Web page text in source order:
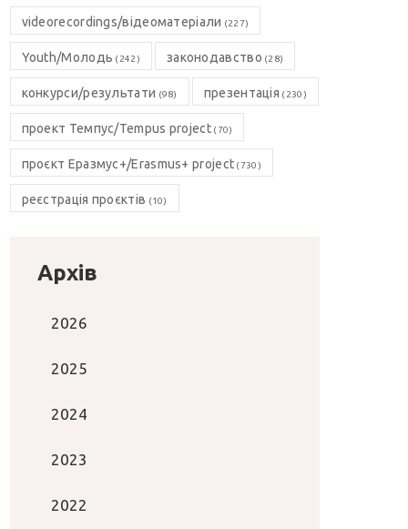
videorecordings/відеоматеріали (227)
Youth/Молодь (242) законодавство (28)
конкурси/результати (98) презентація (230)
проект Темпус/Tempus project(70)
проєкт Еразмус+/Erasmus+ project (730)
реєстрація проєктів (10)
Архів
2026
2025
2024
2023
2022